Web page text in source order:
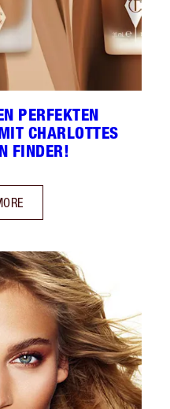
PERFEKTEN
CHARLOTTES
FINDER!